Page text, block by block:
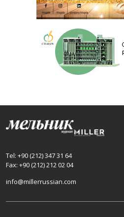
Tel: +90 (212) 347 31 64
Fax: +90 (212) 212 02 04
info@millerrussian.com